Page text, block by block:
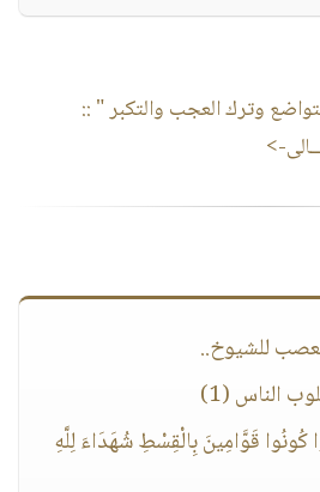
وترك العجب والتكبر " ::
>
الناس (1)
كُونُوا قَوَّامِينَ بِالْقِسْطِ شُهَدَاءَ لِلَّهِ